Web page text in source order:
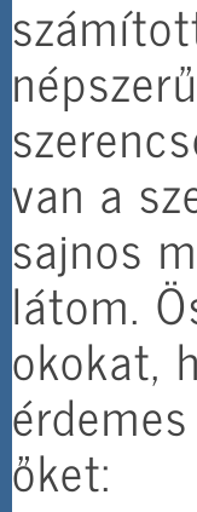
van a
sajnos
látom.
okokat,
őket: